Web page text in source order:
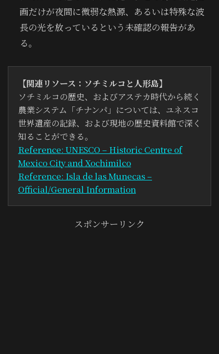
画だけが夜間に微弱な熱源、あるいは特殊な波
長の光を放っているという未確認の報告があ
る。
【関連リソース：ソチミルコと人形島】
ソチミルコの歴史、およびアステカ時代から続く
農業システム「チナンパ」については、ユネスコ
世界遺産の記録、および現地の歴史資料館で深く
知ることができる。
Reference: UNESCO – Historic Centre of
Mexico City and Xochimilco
Reference: Isla de las Munecas –
Official/General Information
スポンサーリンク